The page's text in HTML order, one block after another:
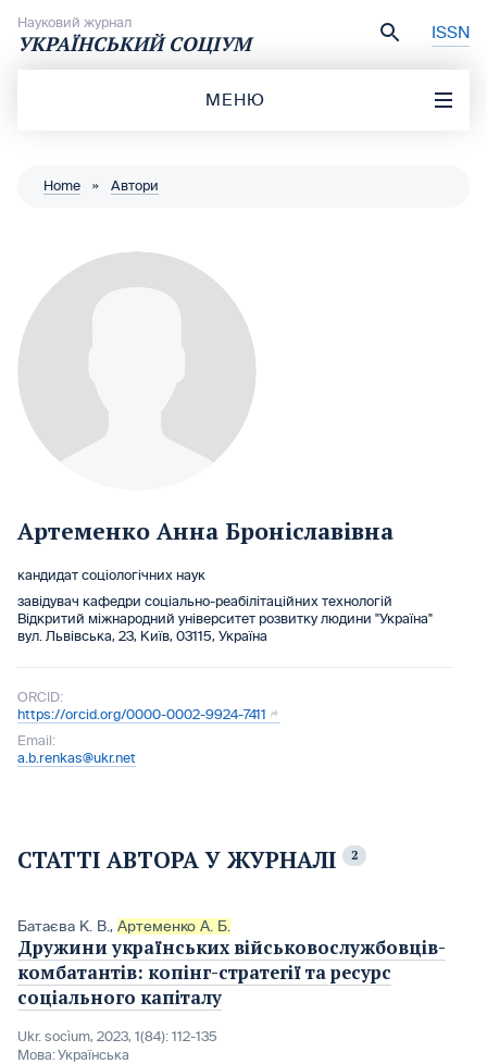
Науковий журнал
УКРАЇНСЬКИЙ СОЦІУМ ISSN
МЕНЮ
Home » Автори
Артеменко Анна Броніславівна
кандидат соціологічних наук
завідувач кафедри соціально-реабілітаційних технологій
Відкритий міжнародний університет розвитку людини "Україна"
вул. Львівська, 23, Київ, 03115, Україна
ORCID:
https://orcid.org/0000-0002-9924-7411
Email:
a.b.renkas@ukr.net
СТАТТІ АВТОРА У ЖУРНАЛІ 2
Батаєва К. В. , Артеменко А. Б.
Дружини українських військовослужбовців-
комбатантів: копінг-стратегії та ресурс
соціального капіталу
Ukr. socìum, 2023, 1(84): 112-135
Мова:Українська